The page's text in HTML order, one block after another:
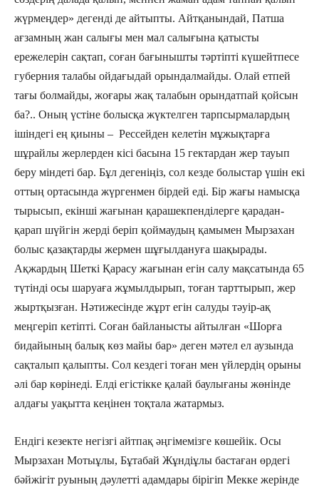
жүрмеңдер» дегенді де айтыпты. Айтқанындай, Патша
ағзамның жан салығы мен мал салығына қатысты
ережелерін сақтап, соған бағынышты тәртіпті күшейтпесе
губерния талабы ойдағыдай орындалмайды. Олай етпей
тағы болмайды, жоғары жақ талабын орындатпай қойсын
ба?.. Оның үстіне болысқа жүктелген тарпсырмалардың
ішіндегі ең қиыны – Рессейден келетін мұжықтарға
шұрайлы жерлерден кісі басына 15 гектардан жер тауып
беру міндеті бар. Бұл дегеніңіз, сол кезде болыстар үшін екі
оттың ортасында жүргенмен бірдей еді. Бір жағы намысқа
тырысып, екінші жағынан қарашекпенділерге қарадан-
қарап шүйгін жерді беріп қоймаудың қамымен Мырзахан
болыс қазақтарды жермен шұғылдануға шақырады.
Ақжардың Шеткі Қарасу жағынан егін салу мақсатында 65
түтінді осы шаруаға жұмылдырып, тоған тарттырып, жер
жыртқызған. Нәтижесінде жұрт егін салуды тәуір-ақ
меңгеріп кетіпті. Соған байланысты айтылған «Шорға
бидайының балық көз майы бар» деген мәтел ел аузында
сақталып қалыпты. Сол кездегі тоған мен үйлердің орыны
әлі бар көрінеді. Елді егістікке қалай баулығаны жөнінде
алдағы уақытта кеңінен тоқтала жатармыз.
Ендігі кезекте негізгі айтпақ әңгімемізге көшейік. Осы
Мырзахан Мотыұлы, Бұтабай Жұндіұлы бастаған өрдегі
бәйжігіт руының дәулетті адамдары бірігіп Мекке жерінде